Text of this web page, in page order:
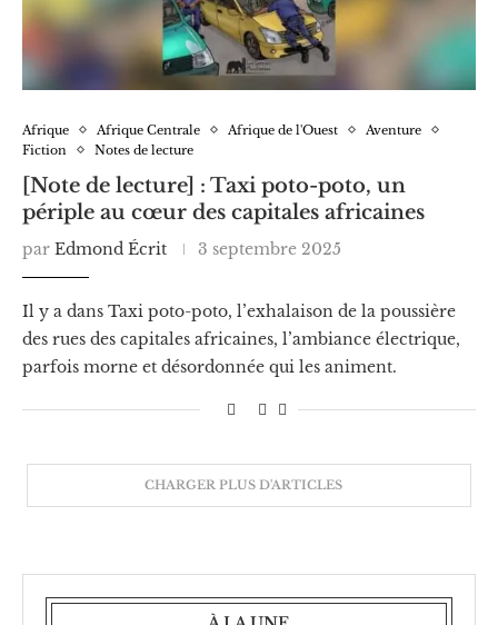
Afrique Afrique Centrale Afrique de l'Ouest
Aventure
Fiction
Notes de lecture
[Note de lecture] : Taxi poto-poto, un
périple au cœur des capitales africaines
par Edmond Écrit 3 septembre 2025
Il y a dans Taxi poto-poto, l’exhalaison de la poussière
des rues des capitales africaines, l’ambiance électrique,
parfois morne et désordonnée qui les animent.
CHARGER PLUS D'ARTICLES